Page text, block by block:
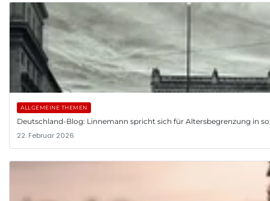
ALLGEMEINE THEMEN
Deutschland-Blog: Linnemann spricht sich für Altersbegrenzung in
22. Februar 2026